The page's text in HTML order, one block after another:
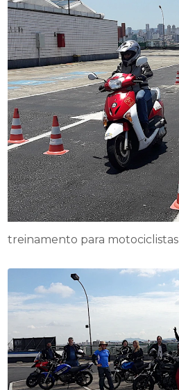
treinamento para motociclistas